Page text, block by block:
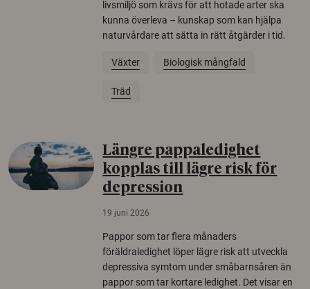
livsmiljö som krävs för att hotade arter ska
kunna överleva – kunskap som kan hjälpa
naturvårdare att sätta in rätt åtgärder i tid.
Växter Biologisk mångfald
Träd
Längre pappaledighet
kopplas till lägre risk för
depression
19 juni 2026
Pappor som tar flera månaders
föräldraledighet löper lägre risk att utveckla
depressiva symtom under småbarnsåren än
pappor som tar kortare ledighet. Det visar en